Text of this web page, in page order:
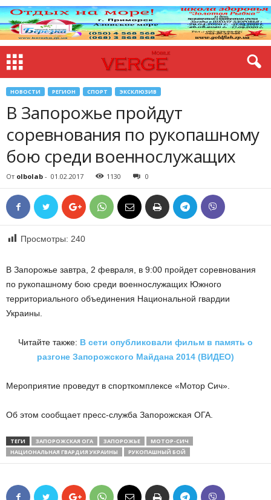
НОВОСТИ РЕГИОН СПОРТ ЭКСКЛЮЗИВ
В Запорожье пройдут
соревнования по рукопашному
бою среди военнослужащих
От olbolab - 01.02.2017 1130 0
Просмотры: 240
В Запорожье завтра, 2 февраля, в 9:00 пройдет соревнования
по рукопашному бою среди военнослужащих Южного
территориального объединения Национальной гвардии
Украины.
Читайте также: В сети опубликовали фильм в память о
разгоне Запорожского Майдана 2014 (ВИДЕО)
Мероприятие проведут в спорткомплексе «Мотор Сич».
Об этом сообщает пресс-служба Запорожская ОГА.
ТЕГИ ЗАПОРОЖСКАЯ ОГА ЗАПОРОЖЬЕ
МОТОР-СИЧ
НАЦИОНАЛЬНАЯ ГВАРДИЯ УКРАИНЫ
РУКОПАШНЫЙ БОЙ